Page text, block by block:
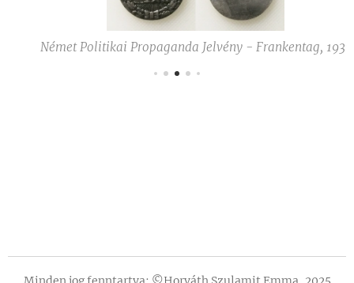
Német Politikai Propaganda Jelvény - Frankentag, 1937